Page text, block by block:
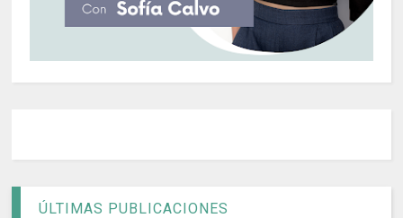
ÚLTIMAS PUBLICACIONES